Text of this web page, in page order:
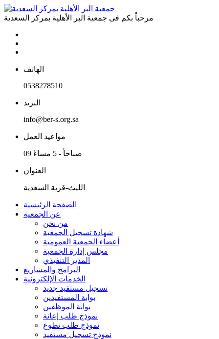
مرحباً بكم فى جمعية البر الأهلية بمركز السعدية
الهاتف
0538278510
البريد
info@ber-s.org.sa
مواعيد العمل
09 صباحاً - 5 مساءً
العنوان
الليث-قرية السعدية
الصفحة الرئيسية
عن الجمعية
من نحن
شهادة تسجيل الجمعية
أعضاء الجمعية العمومية
مجلس إدارة الجمعية
المدير التنفيذي
البرامج والمشاريع
الخدمات الإلكترونية
تسجيل مستفيد جديد
بوابة المستفيدين
بوابة الموظفين
نموذج طلب إعانة
نموذج طلب تطوع
نموذج تسجيل مستفيد